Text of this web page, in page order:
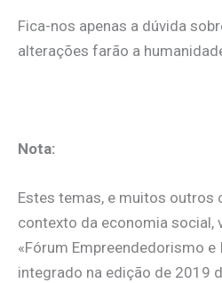
Fica-nos apenas a dúvida
alterações farão a
Nota:
Estes temas, e muitos outros
contexto da economia social,
«Fórum Empreendedorismo e
integrado na edição de 2019